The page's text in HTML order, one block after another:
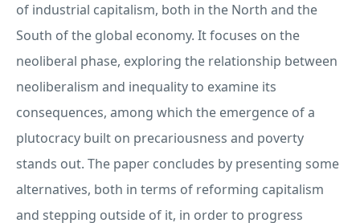
of industrial capitalism, both in the North and the
South of the global economy. It focuses on the
neoliberal phase, exploring the relationship between
neoliberalism and inequality to examine its
consequences, among which the emergence of a
plutocracy built on precariousness and poverty
stands out. The paper concludes by presenting some
alternatives, both in terms of reforming capitalism
and stepping outside of it, in order to progress